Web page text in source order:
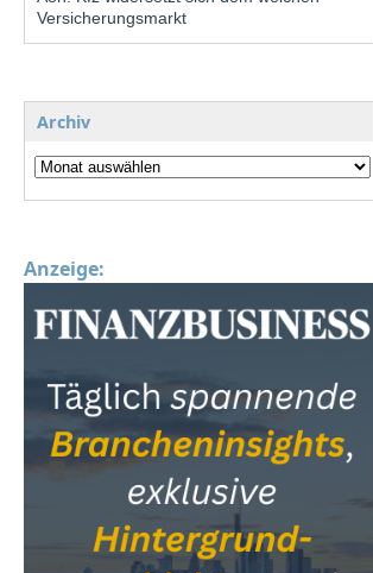
Versicherungsmarkt
Archiv
Anzeige: